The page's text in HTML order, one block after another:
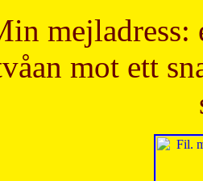
mejladress:
mot ett